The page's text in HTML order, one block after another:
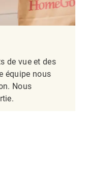
de vue et des
équipe nous
Nous